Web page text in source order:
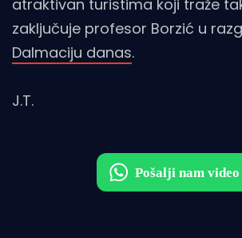
atraktivan turistima koji traže
zaključuje profesor Borzić u
Dalmaciju danas.
J.T.